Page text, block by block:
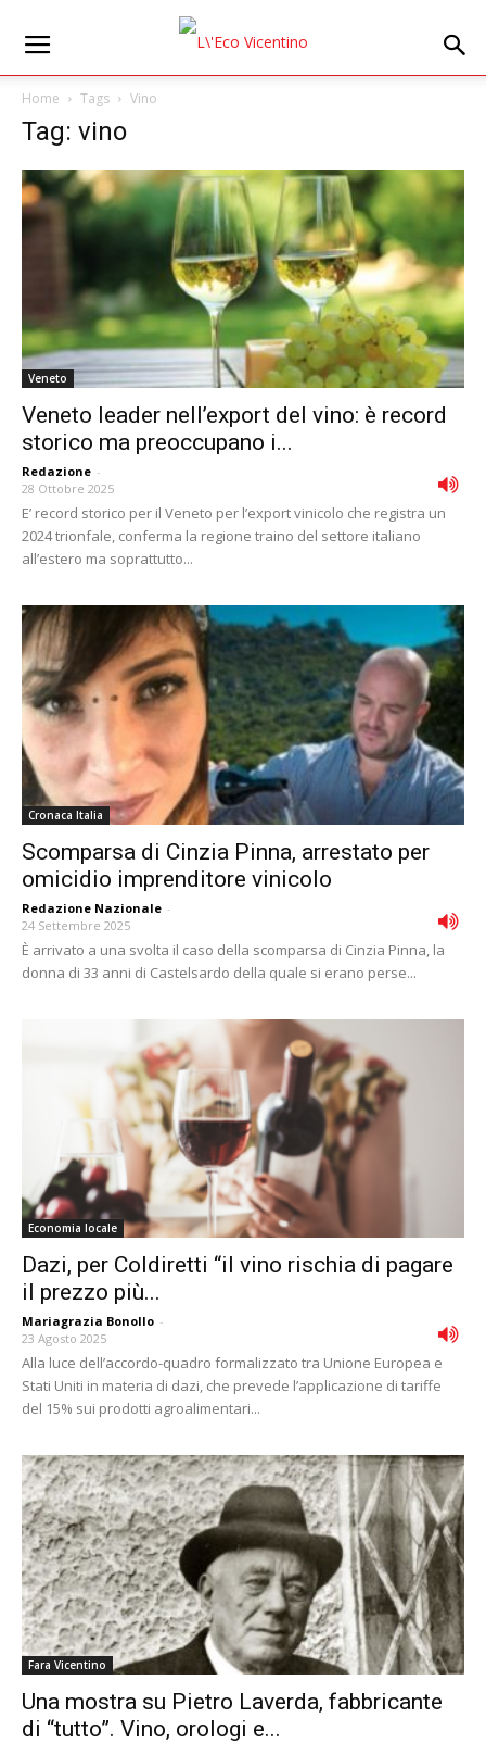
Home Tags Vino
Tag: vino
Veneto
Veneto leader nell’export del vino: è record
storico ma preoccupano i...
Redazione -
28 Ottobre 2025
E’ record storico per il Veneto per l’export vinicolo che registra un
2024 trionfale, conferma la regione traino del settore italiano
all’estero ma soprattutto...
Cronaca Italia
Scomparsa di Cinzia Pinna, arrestato per
omicidio imprenditore vinicolo
Redazione Nazionale -
24 Settembre 2025
È arrivato a una svolta il caso della scomparsa di Cinzia Pinna, la
donna di 33 anni di Castelsardo della quale si erano perse...
Economia locale
Dazi, per Coldiretti “il vino rischia di pagare
il prezzo più...
Mariagrazia Bonollo -
23 Agosto 2025
Alla luce dell’accordo-quadro formalizzato tra Unione Europea e
Stati Uniti in materia di dazi, che prevede l’applicazione di tariffe
del 15% sui prodotti agroalimentari...
Fara Vicentino
Una mostra su Pietro Laverda, fabbricante
di “tutto”. Vino, orologi e...